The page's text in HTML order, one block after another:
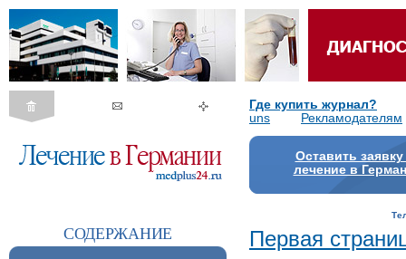
Где купить журнал?
uns
Рекламодателям
Оставить заявку
лечение в
СОДЕРЖАНИЕ Первая